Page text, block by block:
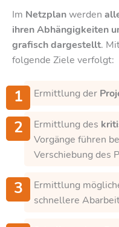
Im Netzplanwerden
ihren Abhängigkeiten
grafisch dargestellt.
folgende Ziele verfolgt:
Ermittlung der
Ermittlung des
Vorgänge führen
Verschiebung des
Ermittlung
schnellere